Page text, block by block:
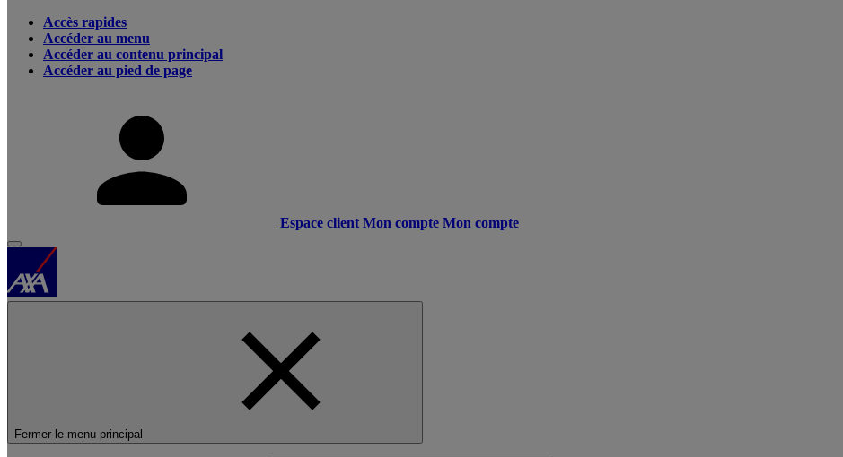
Accès rapides
Accéder au menu
Accéder au contenu principal
Accéder au pied de page
Espace client Mon compte Mon compte
Fermer le menu principal